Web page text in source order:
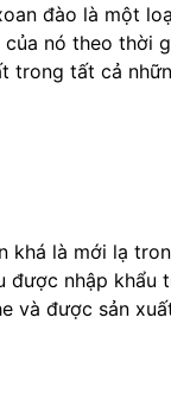
đào là một
nó theo thời
trong tất cả
khá là mới lạ
nhập khẩu
và được sản